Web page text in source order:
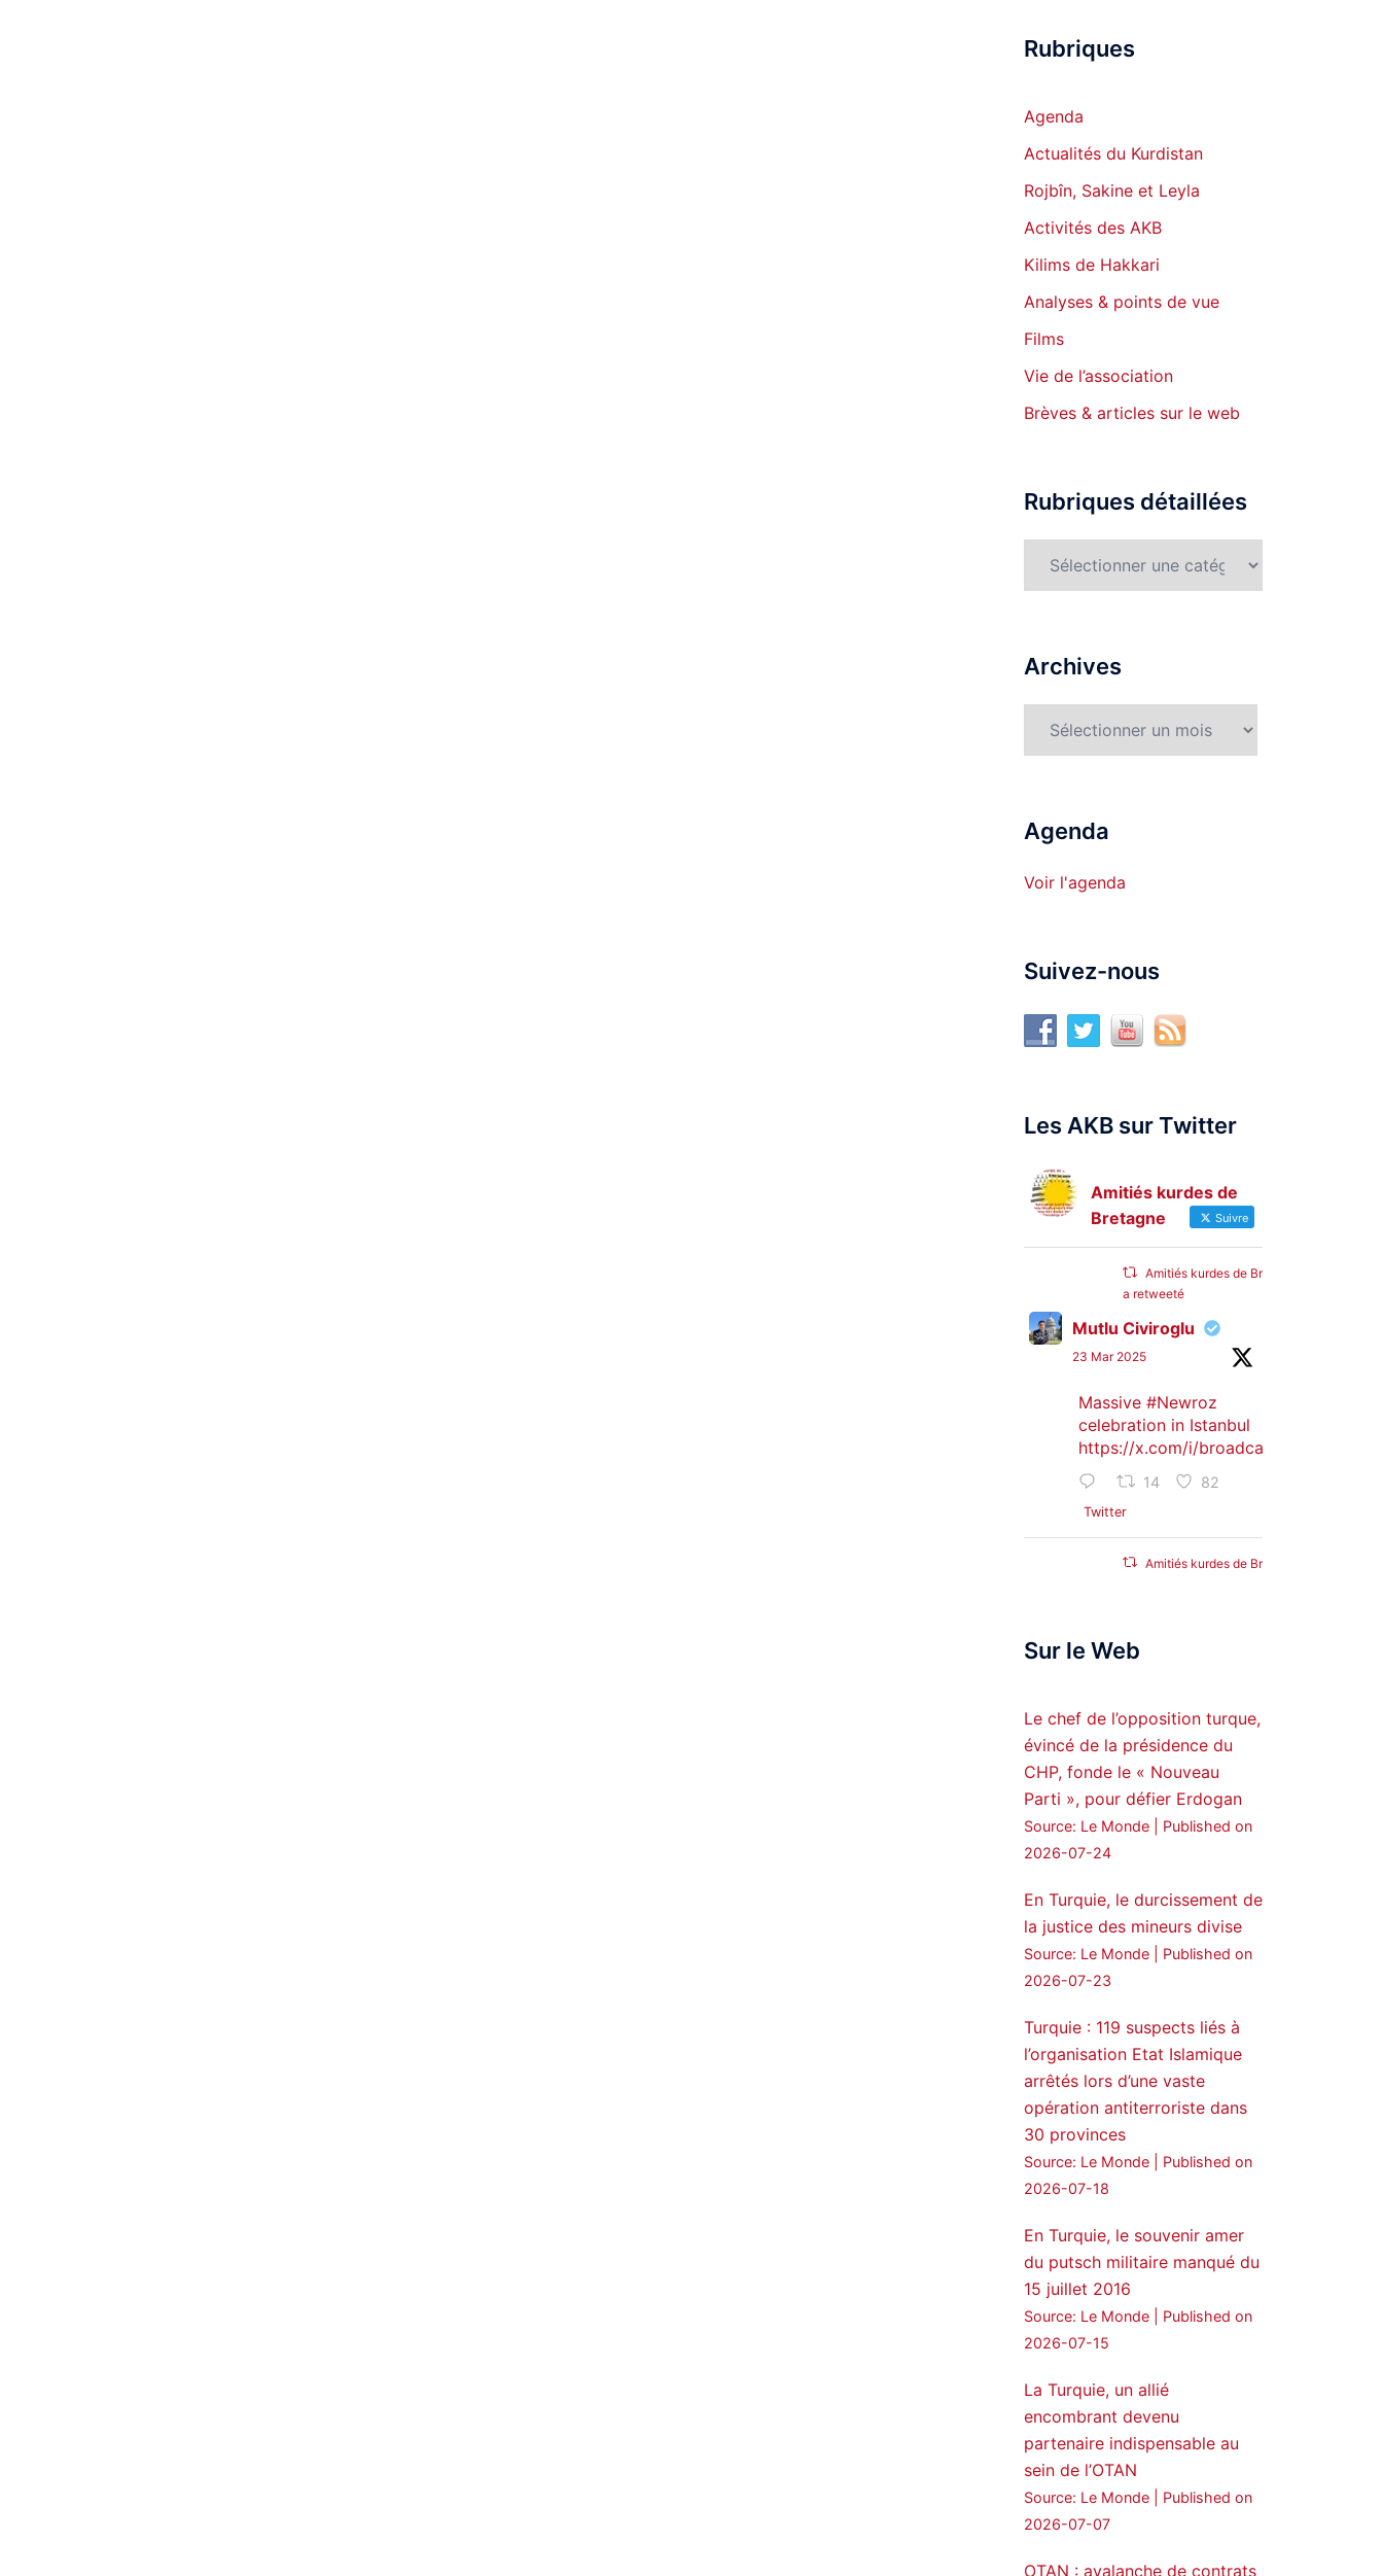
Rubriques
Agenda
Actualités du Kurdistan
Rojbîn, Sakine et Leyla
Activités des AKB
Kilims de Hakkari
Analyses & points de vue
Films
Vie de l’association
Brèves & articles sur le web
Rubriques détaillées
Archives
Agenda
Voir l'agenda
Suivez-nous
Les AKB sur Twitter
Amitiés kurdes de
Bretagne
Suivre
Amitiés kurdes de Bretagne
a retweeté
Mutlu Civiroglu
23 Mar 2025
Massive #Newroz
celebration in Istanbul
https://x.com/i/broadcasts/
14 82
Twitter
Amitiés kurdes de Bretagne
25 Jan 2025
Forces, SDF appoints
hauro Abgar Daoud
from the ranks of
Syriac Military Council,
MFS as official
spokesperson. We
wish you success
ܟܫܝܪܘܬܐ ܒܘܠܝܬܐ ܚܘܪܐ
Amitiés kurdes de Bretagne
a retweeté
MedyaNews
24 Jan 2025
🔴DEM Party Imrali
on Abdullah Öcalan meeting
#PeaceProcess
🔗https://medyanews.rs/h4lwBwQ
Twitter
Voir plus...
Sur le Web
Le chef de l’opposition turque,
évincé de la présidence du
CHP, fonde le « Nouveau
Parti », pour défier Erdogan
Source: Le Monde
Published on
2026-07-24
En Turquie, le durcissement de
la justice des mineurs divise
Source: Le Monde
Published on
2026-07-23
Turquie : 119 suspects liés à
l’organisation Etat Islamique
arrêtés lors d’une vaste
opération antiterroriste dans
30 provinces
Source: Le Monde
Published on
2026-07-18
En Turquie, le souvenir amer
du putsch militaire manqué du
15 juillet 2016
Source: Le Monde
Published on
2026-07-15
La Turquie, un allié
encombrant devenu
partenaire indispensable au
sein de l’OTAN
Source: Le Monde
Published on
2026-07-07
OTAN : avalanche de contrats